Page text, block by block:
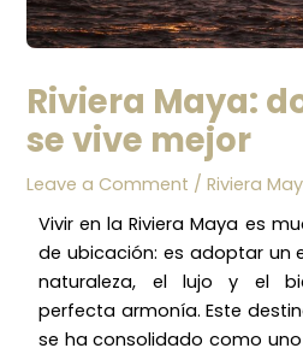
Riviera Maya:
se vive mejor
Leave a Comment /Riviera
Vivir en la Riviera Maya es
de ubicación: es adoptar un
naturaleza, el lujo y el
perfecta armonía. Este
se ha consolidado como